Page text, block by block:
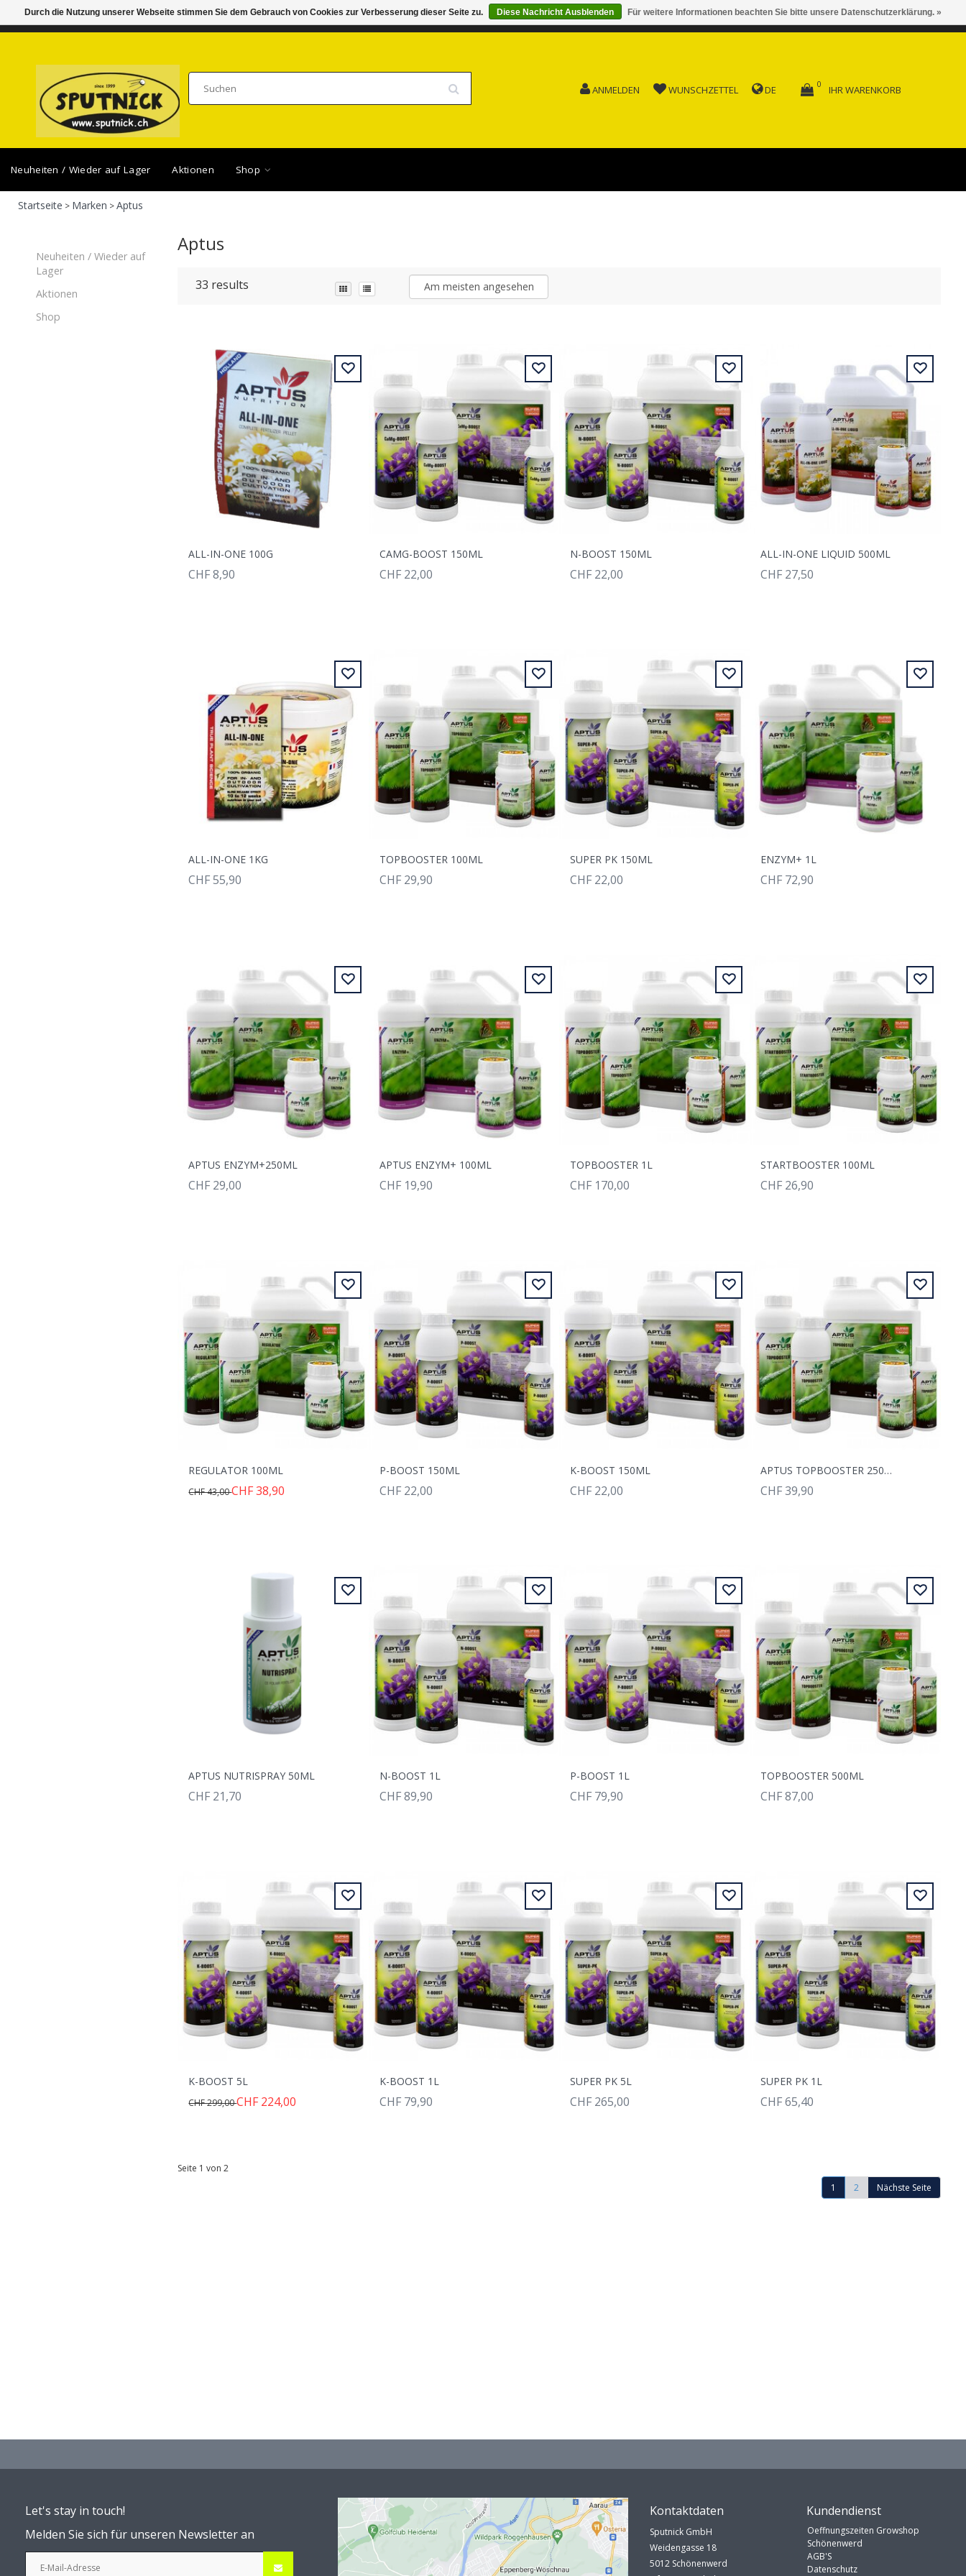
DI-FR 11.00 - 18.30, SA 10.00 - 16.00 SAMSTAG 15.08. GESCHLOSSEN FEIERTAG VERSANDKOSTENFREI AB FR. 150.00
ANMELDEN WUNSCHZETTEL DE IHR WARENKORB
0
Neuheiten / Wieder auf Lager Aktionen Shop
Startseite > Marken >Aptus
Neuheiten / Wieder auf
Lager
Aktionen
Shop
Aptus
33 results Am meisten angesehen
ALL-IN-ONE 100G
CHF 8,90
CAMG-BOOST 150ML
CHF 22,00
N-BOOST 150ML
CHF 22,00
ALL-IN-ONE LIQUID 500ML
CHF 27,50
ALL-IN-ONE 1KG
CHF 55,90
TOPBOOSTER 100ML
CHF 29,90
SUPER PK 150ML
CHF 22,00
ENZYM+ 1L
CHF 72,90
APTUS ENZYM+250ML
CHF 29,00
APTUS ENZYM+ 100ML
CHF 19,90
TOPBOOSTER 1L
CHF 170,00
STARTBOOSTER 100ML
CHF 26,90
REGULATOR 100ML
CHF 43,00CHF 38,90
P-BOOST 150ML
CHF 22,00
K-BOOST 150ML
CHF 22,00
APTUS TOPBOOSTER 250ML
CHF 39,90
APTUS NUTRISPRAY 50ML
CHF 21,70
N-BOOST 1L
CHF 89,90
P-BOOST 1L
CHF 79,90
TOPBOOSTER 500ML
CHF 87,00
K-BOOST 5L
CHF 299,00CHF 224,00
K-BOOST 1L
CHF 79,90
SUPER PK 5L
CHF 265,00
SUPER PK 1L
CHF 65,40
Seite 1 von 2
1
2 Nächste Seite
Let's stay in touch!
Melden Sie sich für unseren Newsletter an
Kontaktdaten
Sputnick GmbH
Weidengasse 18
5012 Schönenwerd
Kundendienst
Oeffnungszeiten Growshop
Schönenwerd
AGB'S
Datenschutz
Durch die Nutzung unserer Webseite stimmen Sie dem Gebrauch von Cookies zur Verbesserung dieser Seite zu. Diese Nachricht Ausblenden Für weitere Informationen beachten Sie bitte unsere Datenschutzerklärung. »